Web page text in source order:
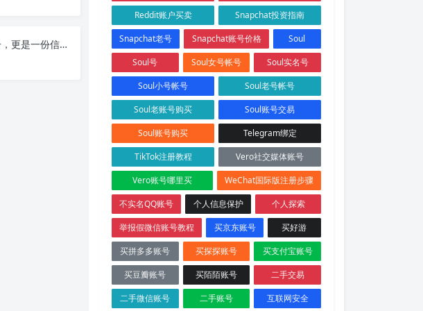
Soul老号：你在找的，不止是一个账号，更是一份信任
Reddit账户买卖
Snapchat投资指南
Snapchat老号
Snapchat账号价格
Soul
Soul号
Soul女号帐号
Soul实名号
Soul小号帐号
Soul老号帐号
Soul老账号购买
Soul账号交易
Soul账号购买
Telegram绑定
TikTok注册教程
Vero社交媒体账号
Vero账号哪里买
WeChat国际版注册步骤
不实名QQ账号
个人信息保护
个人探索
举报假微信账号教程
买京东账号
买好游
买拼多多账号
买探探账号
买支付宝账号
买豆瓣账号
买陌陌账号
二手交易
二手微信账号
二手账号 互联网安全